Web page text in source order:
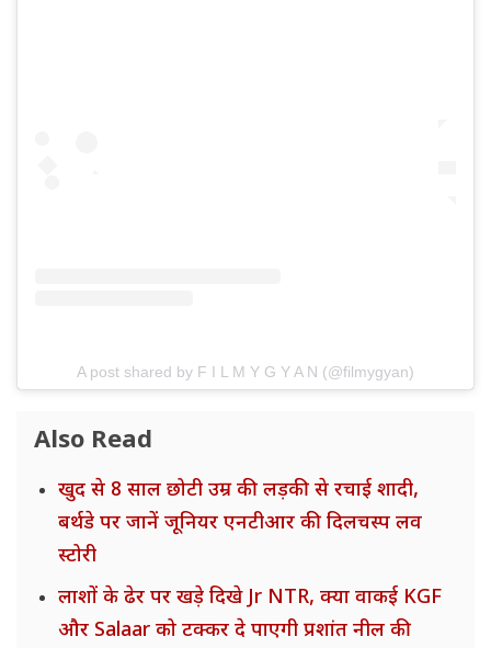
A post shared by F I L M Y G Y A N (@filmygyan)
Also Read
खुद से 8 साल छोटी उम्र की लड़की से रचाई शादी,
बर्थडे पर जानें जूनियर एनटीआर की दिलचस्प लव
स्टोरी
लाशों के ढेर पर खड़े दिखे Jr NTR, क्या वाकई KGF
और Salaar को टक्कर दे पाएगी प्रशांत नील की